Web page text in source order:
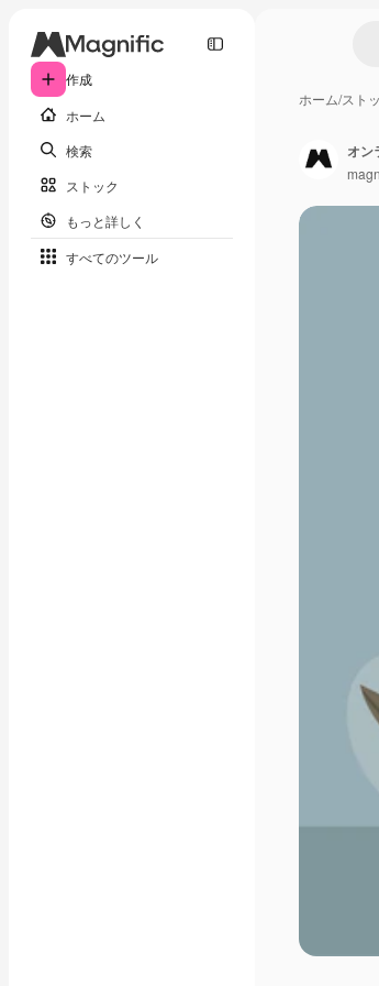
作成
ホーム
検索
ストック
もっと詳しく
すべてのツール
ホーム/スト
オン